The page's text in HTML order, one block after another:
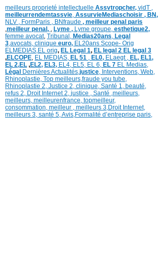
meilleurs proprieté intellectuelle Assvtropcher, vidT ,
meilleurrendemtassvie, AssurvieMediaschoisir , BN,
NLV , FormParis , BNfraude , meilleur penal paris
,meilleur penal, , Lyme , Lyme groupe, esthetique2,
femme avocat, Tribunal, Medias20ans, Legal
3,avocats, clinique euro, EL20ans Scope- Orig
ELMEDIAS,EL orig, EL Legal 1, EL legal 2 EL legal 3
,ELCOPE, EL MEDIAS, EL 51 , EL0, ELaegt , EL, EL1,
EL 2,EL ,EL2, EL3, EL4, EL5, EL 6, EL 7 EL Medias,
Légal DernièresActualités,justice, Interventions, Web,
Rhinoplastie, Top meilleurs,fraude you tube,
Rhinoplastie 2, Justice 2, clinique, Santé 1, beauté,
refus 2, Droit Internet 2, justice , Santé ,meilleurs,
meilleurs, meilleurenfrance, topmeilleur,
consommation, meilleur , meilleurs 3,Droit Internet,
meilleurs 3, santé 5,Avis,Formalité d’entreprise paris,